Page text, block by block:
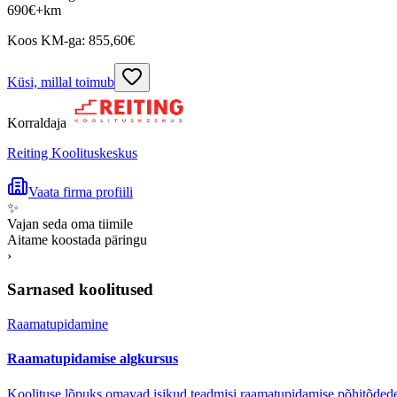
690€+km
Koos KM-ga: 855,60€
Küsi, millal toimub
Korraldaja
Reiting Koolituskeskus
Vaata firma profiili
✨
Vajan seda oma tiimile
Aitame koostada päringu
›
Sarnased koolitused
Raamatupidamine
Raamatupidamise algkursus
Koolituse lõpuks omavad isikud teadmisi raamatupidamise